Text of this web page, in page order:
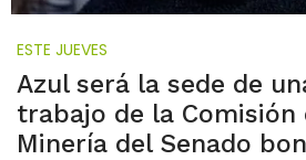
ESTE JUEVES
Azul será la sede de
trabajo de la Comisión
Minería del Senado